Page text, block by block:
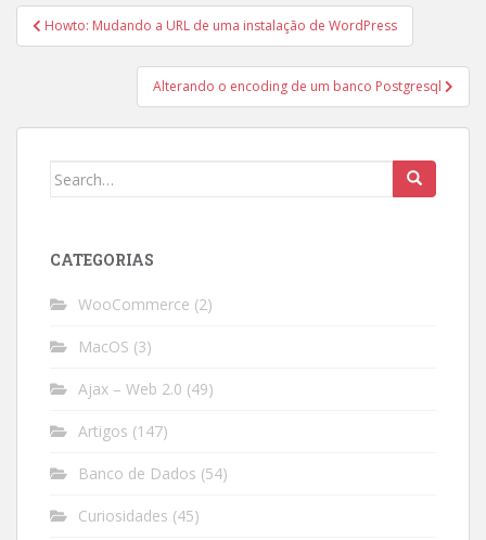
Post
navigation
Howto: Mudando a URL de uma instalação de WordPress
Alterando o encoding de um banco Postgresql
Search
CATEGORIAS
WooCommerce (2)
MacOS (3)
Ajax – Web 2.0 (49)
Artigos (147)
Banco de Dados (54)
Curiosidades (45)